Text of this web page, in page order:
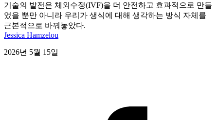
기술의 발전은 체외수정(IVF)을 더 안전하고 효과적으로 만들
었을 뿐만 아니라 우리가 생식에 대해 생각하는 방식 자체를
근본적으로 바꿔놓았다.
Jessica Hamzelou
2026년 5월 15일